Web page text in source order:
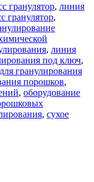
гранулятор, линия
гранулятор,
, линия
под ключ,
гранулирования
порошков,
, оборудование
, сухое